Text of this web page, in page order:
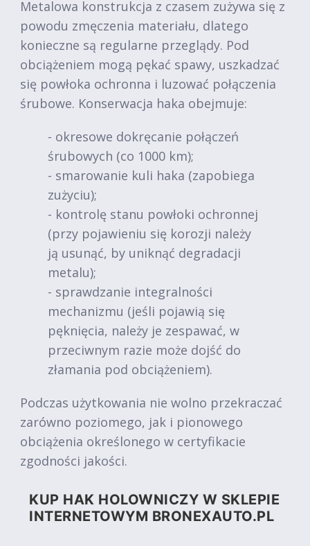
Metalowa konstrukcja z czasem zużywa się z
powodu zmęczenia materiału, dlatego
konieczne są regularne przeglądy. Pod
obciążeniem mogą pękać spawy, uszkadzać
się powłoka ochronna i luzować połączenia
śrubowe. Konserwacja haka obejmuje:
- okresowe dokręcanie połączeń
śrubowych (co 1000 km);
- smarowanie kuli haka (zapobiega
zużyciu);
- kontrolę stanu powłoki ochronnej
(przy pojawieniu się korozji należy
ją usunąć, by uniknąć degradacji
metalu);
- sprawdzanie integralności
mechanizmu (jeśli pojawią się
pęknięcia, należy je zespawać, w
przeciwnym razie może dojść do
złamania pod obciążeniem).
Podczas użytkowania nie wolno przekraczać
zarówno poziomego, jak i pionowego
obciążenia określonego w certyfikacie
zgodności jakości.
KUP HAK HOLOWNICZY W SKLEPIE
INTERNETOWYM BRONEXAUTO.PL